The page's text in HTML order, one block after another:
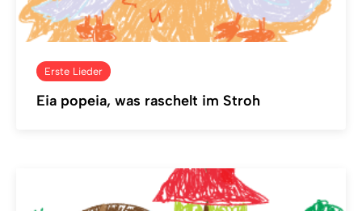
Erste Lieder
Eia popeia, was raschelt im Stroh